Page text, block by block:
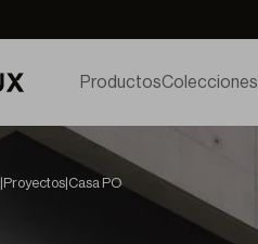
ProductosColecciones
Proyectos Casa PO